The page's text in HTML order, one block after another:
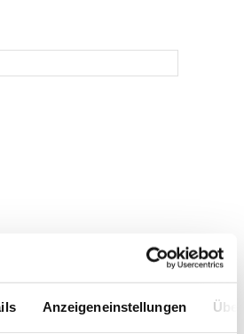
Anzeigeneinstellungen